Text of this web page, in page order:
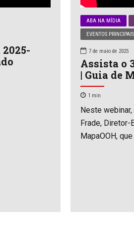
ABA NA MÍDIA
EVENTOS
7 de maio de 2025
Assista o
| Guia de
1 min
Neste
Frade, Diretor-
MapaOOH,
real; da